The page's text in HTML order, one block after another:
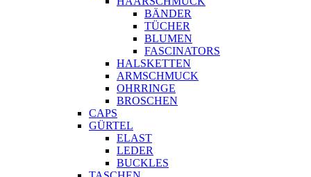
BÄNDER
TÜCHER
BLUMEN
FASCINATORS
HALSKETTEN
ARMSCHMUCK
OHRRINGE
BROSCHEN
CAPS
GÜRTEL
ELAST
LEDER
BUCKLES